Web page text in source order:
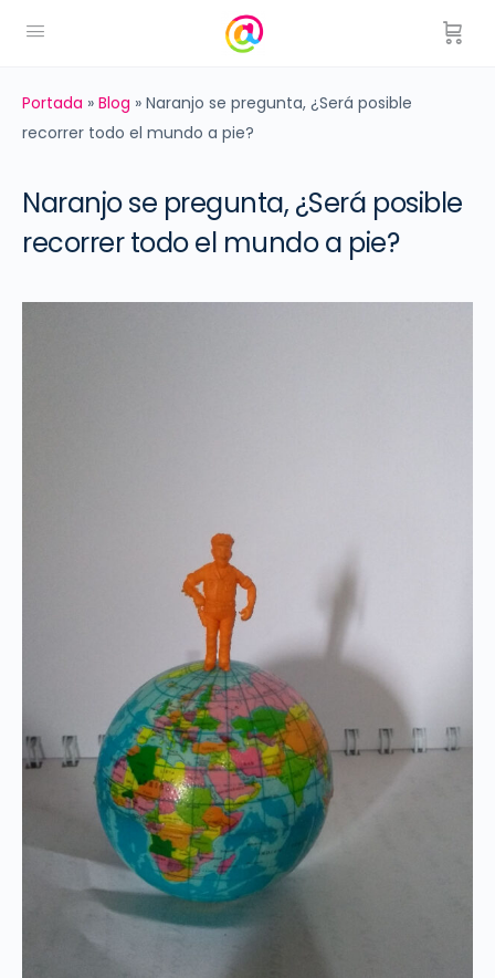
Portada » Blog » Naranjo se pregunta, ¿Será posible
recorrer todo el mundo a pie?
Naranjo se pregunta, ¿Será posible
recorrer todo el mundo a pie?